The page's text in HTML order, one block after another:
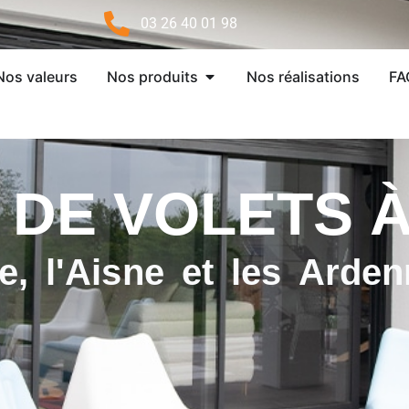
03 26 40 01 98
valeurs Nos produits Ouvrir Nos produits
Nos réalisations
DE VOLETS
l'Aisne et les